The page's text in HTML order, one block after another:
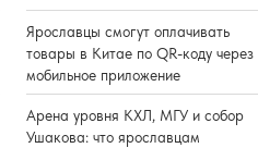
Ярославцы смогут оплачивать
товары в Китае по QR-коду через
мобильное приложение
Арена уровня КХЛ, МГУ и собор
Ушакова: что ярославцам